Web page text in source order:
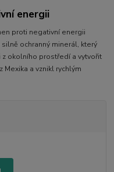
energii
proti negativní energii
ochranný minerál, který
okolního prostředí a vytvořit
Mexika a vznikl rychlým